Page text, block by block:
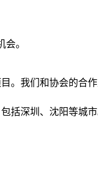
。
。我们和协会的合
括深圳、沈阳等城